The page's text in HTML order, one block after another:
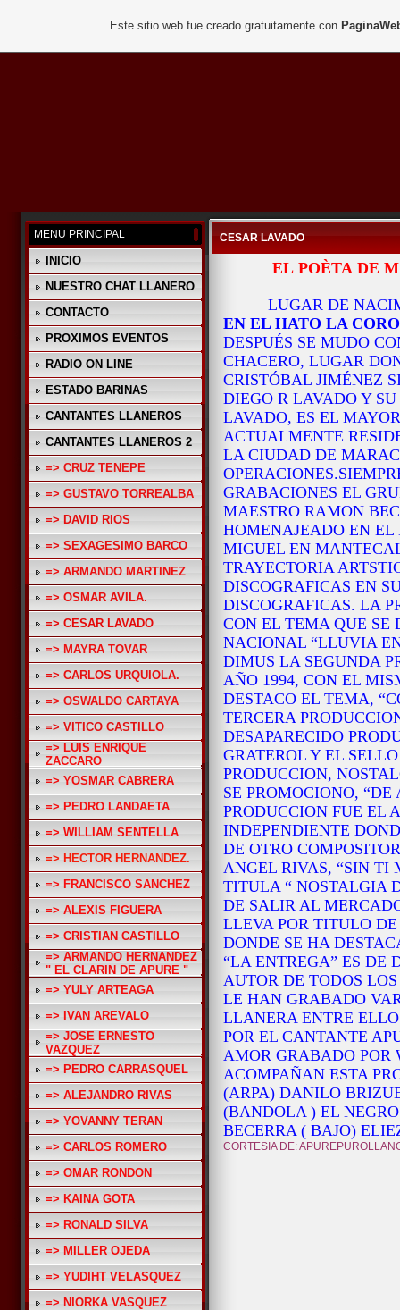
MENU PRINCIPAL
INICIO
NUESTRO CHAT LLANERO
CONTACTO
PROXIMOS EVENTOS
RADIO ON LINE
ESTADO BARINAS
CANTANTES LLANEROS
CANTANTES LLANEROS 2
=> CRUZ TENEPE
=> GUSTAVO TORREALBA
=> DAVID RIOS
=> SEXAGESIMO BARCO
=> ARMANDO MARTINEZ
=> OSMAR AVILA.
=> CESAR LAVADO
=> MAYRA TOVAR
=> CARLOS URQUIOLA.
=> OSWALDO CARTAYA
=> VITICO CASTILLO
=> LUIS ENRIQUE
ZACCARO
=> YOSMAR CABRERA
=> PEDRO LANDAETA
=> WILLIAM SENTELLA
=> HECTOR HERNANDEZ.
=> FRANCISCO SANCHEZ
=> ALEXIS FIGUERA
=> CRISTIAN CASTILLO
=> ARMANDO HERNANDEZ
" EL CLARIN DE APURE "
=> YULY ARTEAGA
=> IVAN AREVALO
=> JOSE ERNESTO
VAZQUEZ
=> PEDRO CARRASQUEL
=> ALEJANDRO RIVAS
=> YOVANNY TERAN
=> CARLOS ROMERO
=> OMAR RONDON
=> KAINA GOTA
=> RONALD SILVA
=> MILLER OJEDA
=> YUDIHT VELASQUEZ
=> NIORKA VASQUEZ
CESAR LAVADO
EL POÈTA DE
LUGAR DE
EN EL HATO LA
DESPUÉS SE MUDO
CHACERO, LUGAR
CRISTÓBAL JIMÉNEZ
DIEGO R LAVADO Y
LAVADO, ES EL
ACTUALMENTE
LA CIUDAD DE
GRABACIONES EL
MAESTRO RAMON
HOMENAJEADO EN
MIGUEL EN
TRAYECTORIA
DISCOGRAFICAS EN
DISCOGRAFICAS. LA
CON EL TEMA QUE SE
NACIONAL “LLUVIA
DIMUS LA SEGUNDA
AÑO 1994, CON EL
DESTACO EL TEMA,
TERCERA
DESAPARECIDO
GRATEROL Y EL
PRODUCCION,
SE PROMOCIONO,
PRODUCCION FUE EL
INDEPENDIENTE
DE OTRO
ANGEL RIVAS, “SIN TI
TITULA “ NOSTALGIA
DE SALIR AL
LLEVA POR TITULO
DONDE SE HA
“LA ENTREGA” ES DE
AUTOR DE TODOS
LE HAN GRABADO
LLANERA ENTRE
POR EL CANTANTE
AMOR GRABADO POR
ACOMPAÑAN ESTA
(ARPA) DANILO
(BANDOLA ) EL
BECERRA ( BAJO)
CORTESIA DE:
Este sitio web fue creado gratuitamente con